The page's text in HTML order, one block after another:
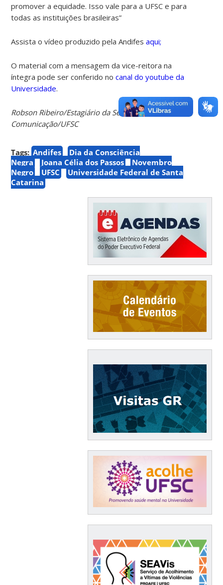
promover a equidade. Isso vale para a UFSC e para
todas as instituições brasileiras”
Assista o vídeo produzido pela Andifesaqui;
O material com a mensagem da vice-reitora na
íntegra pode ser conferido nocanal do youtube da
Universidade.
Robson Ribeiro/Estagiário da Secretaria de
Comunicação/UFSC
Tags: Andifes
Dia da Consciência
Negra
Joana Célia dos Passos
Novembro
Negro
UFSC
Universidade Federal de Santa
Catarina